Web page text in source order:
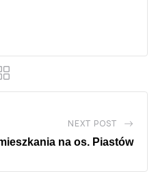
NEXT POST
na os. Piastów